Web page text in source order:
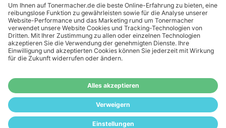
von mindestens 35€ (inkl. Mwst.) an Ampertec Artikeln in Ihrem Warenkorb, ist der
Versand für Sie kostenfrei.
Das Angebot von tonermacher.de richtet sich
nicht an Wiederverkäufer. Wenn Sie Wiederverkäufer sind,